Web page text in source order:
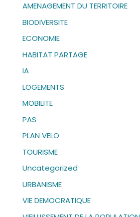
v
e
:
AMENAGEMENT DU TERRITOIRE
BIODIVERSITE
ECONOMIE
HABITAT PARTAGE
IA
LOGEMENTS
MOBILITE
PAS
PLAN VELO
TOURISME
Uncategorized
URBANISME
VIE DEMOCRATIQUE